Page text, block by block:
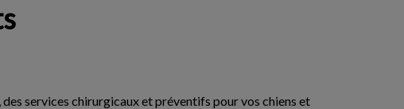
services chirurgicaux et préventifs pour vos chiens et